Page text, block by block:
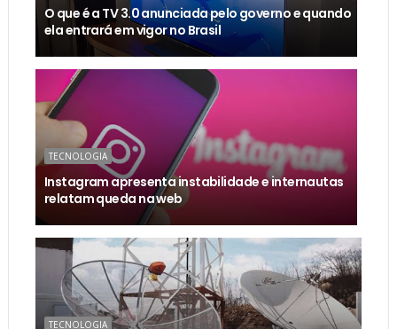
O que é a TV 3.0 anunciada pelo governo e quando
ela entrará em vigor no Brasil
TECNOLOGIA
Instagram apresenta instabilidade e internautas
relatam queda na web
TECNOLOGIA